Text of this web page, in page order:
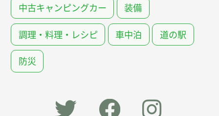
中古キャンピングカー 装備
調理・料理・レシピ 車中泊 道の駅
防災